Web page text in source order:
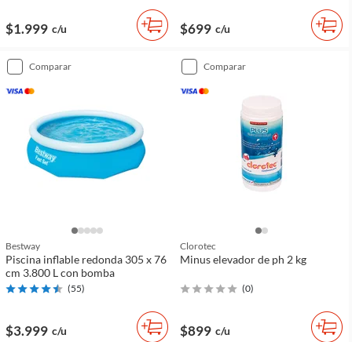
$1.999 c/u $699 c/u
comparar
Bestway
Piscina inflable redonda 305 x 76
cm 3.800 L con bomba
(55)
$3.999 c/u
comparar
Clorotec
Minus elevador de ph 2 kg
(0)
$899 c/u